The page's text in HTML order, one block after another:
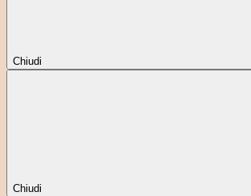
Chiudi
Chiudi